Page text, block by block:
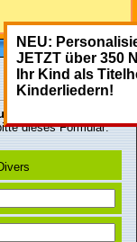
NEU:
JETZT über 350
Ihr Kind als
Kinderliedern!
dieses Formular: